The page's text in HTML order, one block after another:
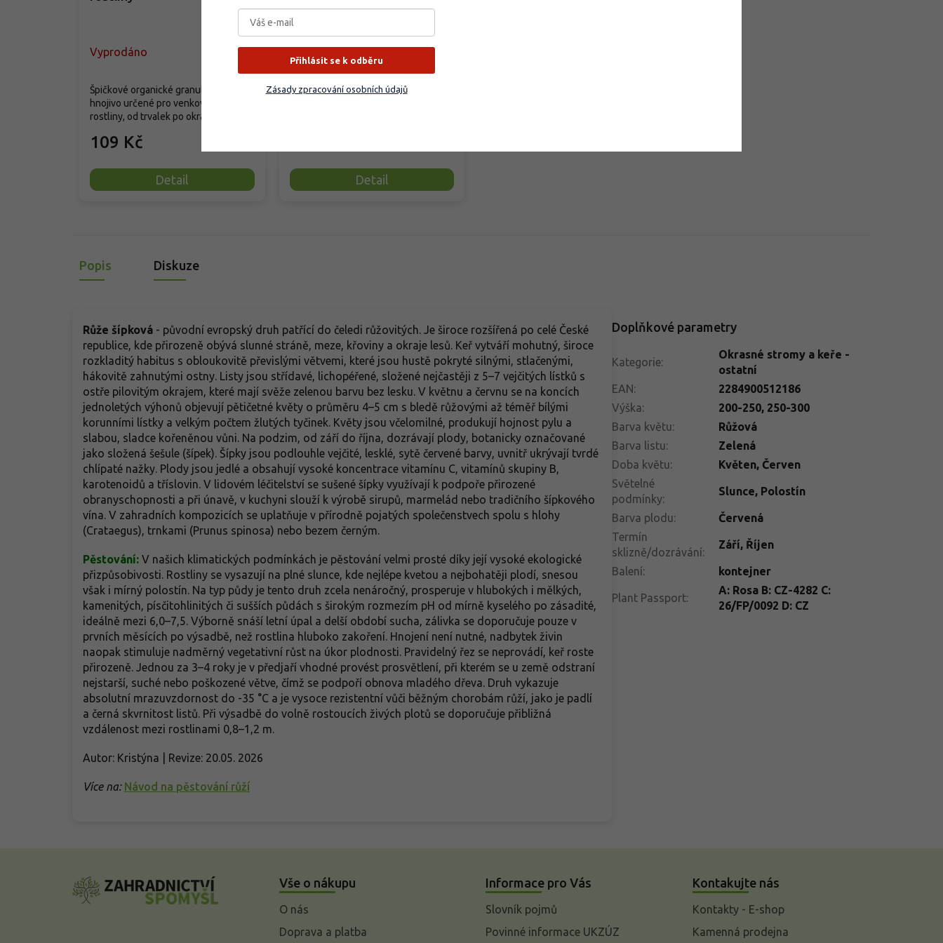
Vyprodáno
109 Kč
Detail
Špičkové organické granulované
hnojivo určené pro venkovní okrasné
rostliny, od trvalek po okrasné...
Detail
Dlouhodobě působící tabletové
hnojivo pro okrasné rostliny v
Popis Diskuze
Růže šípková - původní evropský druh patřící do čeledi růžovitých. Je široce rozšířená po celé České
republice, kde přirozeně obývá slunné stráně, meze, křoviny a okraje lesů. Keř vytváří mohutný, široce
rozkladitý habitus s obloukovitě převislými větvemi, které jsou hustě pokryté silnými, stlačenými,
hákovitě zahnutými ostny. Listy jsou střídavé, lichopéřené, složené nejčastěji z 5–7 vejčitých lístků s
ostře pilovitým okrajem, které mají svěže zelenou barvu bez lesku. V květnu a červnu se na koncích
jednoletých výhonů objevují pětičetné květy o průměru 4–5 cm s bledě růžovými až téměř bílými
korunními lístky a velkým počtem žlutých tyčinek. Květy jsou včelomilné, produkují hojnost pylu a
slabou, sladce kořeněnou vůni. Na podzim, od září do října, dozrávají plody, botanicky označované
jako složená šešule (šípek). Šípky jsou podlouhle vejčité, lesklé, sytě červené barvy, uvnitř ukrývají tvrdé
chlípaté nažky. Plody jsou jedlé a obsahují vysoké koncentrace vitamínu C, vitamínů skupiny B,
karotenoidů a tříslovin. V lidovém léčitelství se sušené šípky využívají k podpoře přirozené
obranyschopnosti a při únavě, v kuchyni slouží k výrobě sirupů, marmelád nebo tradičního šípkového
vína. V zahradních kompozicích se uplatňuje v přírodně pojatých společenstvech spolu s hlohy
(Crataegus), trnkami (Prunus spinosa) nebo bezem černým.
Pěstování: V našich klimatických podmínkách je pěstování velmi prosté díky její vysoké ekologické
přizpůsobivosti. Rostliny se vysazují na plné slunce, kde nejlépe kvetou a nejbohatěji plodí, snesou
však i mírný polostín. Na typ půdy je tento druh zcela nenáročný, prosperuje v hlubokých i mělkých,
kamenitých, písčitohlinitých či sušších půdách s širokým rozmezím pH od mírně kyselého po zásadité,
ideálně mezi 6,0–7,5. Výborně snáší letní úpal a delší období sucha, zálivka se doporučuje pouze v
prvních měsících po výsadbě, než rostlina hluboko zakoření. Hnojení není nutné, nadbytek živin
naopak stimuluje nadměrný vegetativní růst na úkor plodnosti. Pravidelný řez se neprovádí, keř roste
přirozeně. Jednou za 3–4 roky je v předjaří vhodné provést prosvětlení, při kterém se u země odstraní
nejstarší, suché nebo poškozené větve, čímž se podpoří obnova mladého dřeva. Druh vykazuje
absolutní mrazuvzdornost do -35 °C a je vysoce rezistentní vůči běžným chorobám růží, jako je padlí
a černá skvrnitost listů. Při výsadbě do volně rostoucích živých plotů se doporučuje přibližná
vzdálenost mezi rostlinami 0,8–1,2 m.
Autor: Kristýna | Revize: 20.05. 2026
Více na: Návod na pěstování růží
Doplňkové parametry
Kategorie:
Okrasné stromy a keře -
ostatní
EAN:
2284900512186
Výška: 200-250, 250-300
Barva květu:
Růžová
Barva listu:
Zelená
Doba květu: Květen, Červen
Světelné
podmínky:
Slunce, Polostín
Barva plodu:
Červená
Termín
sklizně/dozrávání:
Září, Říjen
Balení: kontejner
Plant Passport:
A: Rosa B: CZ-4282 C:
26/FP/0092 D: CZ
Vše o nákupu
O nás
Doprava a platba
Informace pro Vás
Slovník pojmů
Povinné informace UKZÚZ
Kontakujte nás
Kontakty - E-shop
Kamenná prodejna
Přihlásit se k odběru
Zásady zpracování osobních údajů